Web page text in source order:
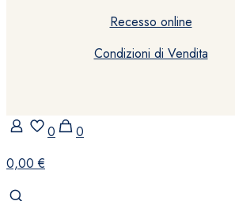
Recesso online
Condizioni di Vendita
0
0
0,00 €